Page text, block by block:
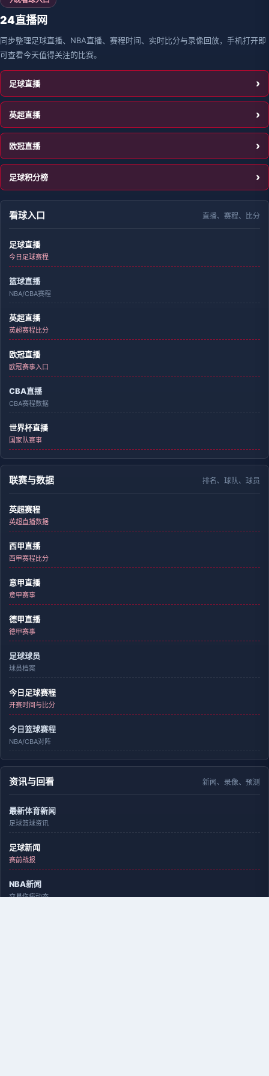
24直播网
同步整理足球直播、NBA直播、赛程时间、实时比分与录像回放，手机打开即
可查看今天值得关注的比赛。
足球直播
英超直播
欧冠直播
足球积分榜
看球入口 直播、赛程、比分
足球直播
今日足球赛程
篮球直播
NBA/CBA赛程
英超直播
英超赛程比分
欧冠直播
欧冠赛事入口
CBA直播
CBA赛程数据
世界杯直播
国家队赛事
联赛与数据 排名、球队、球员
英超赛程
英超直播数据
西甲直播
西甲赛程比分
意甲直播
意甲赛事
德甲直播
德甲赛事
足球球员
球员档案
今日足球赛程
开赛时间与比分
今日篮球赛程
NBA/CBA对阵
资讯与回看 新闻、录像、预测
最新体育新闻
足球篮球资讯
足球新闻
赛前战报
NBA新闻
交易伤病动态